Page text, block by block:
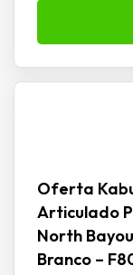
Oferta
Articulado
North
Branco –